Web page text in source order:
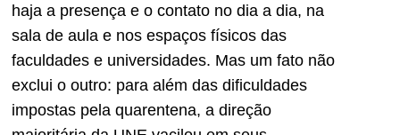
haja a presença e o contato no dia a dia, na
sala de aula e nos espaços físicos das
faculdades e universidades. Mas um fato não
exclui o outro: para além das dificuldades
impostas pela quarentena, a direção